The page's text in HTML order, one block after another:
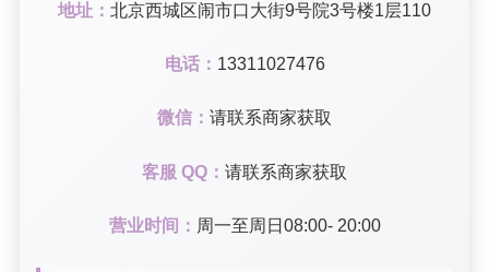
地址： 北京西城区闹市口大街9号院3号楼1层110
电话： 13311027476
微信： 请联系商家获取
客服 QQ： 请联系商家获取
营业时间： 周一至周日08:00- 20:00